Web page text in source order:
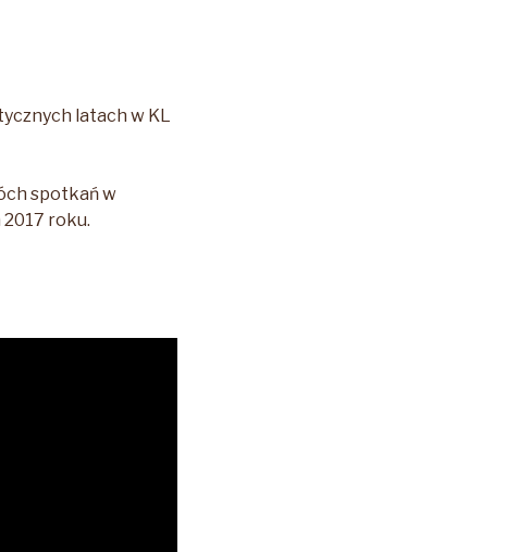
latach w KL
spotkań w
roku.